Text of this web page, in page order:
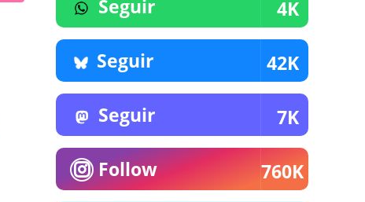
Seguir 4K
Seguir 42K
Seguir 7K
Follow 760K